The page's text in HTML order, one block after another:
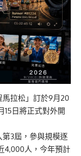
拉松」訂於9月20
15日將正式對外開
3屆，參與規模逐
4,000人，今年預計